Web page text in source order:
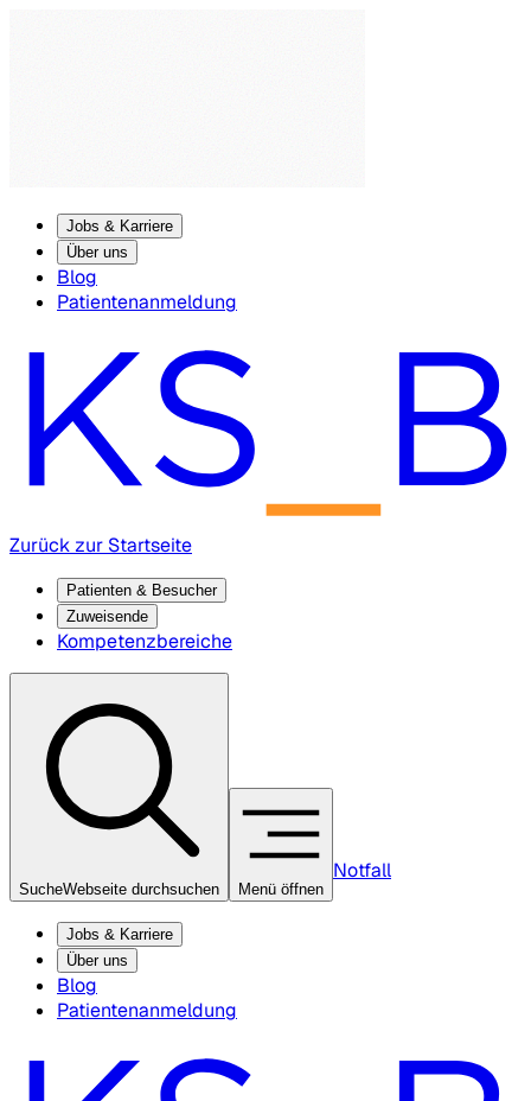
Jobs & Karriere
Über uns
Blog
Patientenanmeldung
Zurück zur Startseite
Patienten & Besucher
Zuweisende
Kompetenzbereiche
SucheWebseite durchsuchen Menü öffnen
Notfall
Jobs & Karriere
Über uns
Blog
Patientenanmeldung